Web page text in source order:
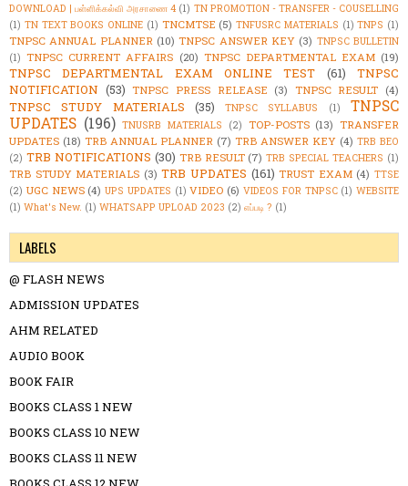
DOWNLOAD | பள்ளிக்கல்வி அரசாணை 4 (1) TN PROMOTION - TRANSFER - COUSELLING
(1) TN TEXT BOOKS ONLINE (1) TNCMTSE (5) TNFUSRC MATERIALS (1) TNPS (1)
TNPSC ANNUAL PLANNER (10) TNPSC ANSWER KEY (3) TNPSC BULLETIN
(1) TNPSC CURRENT AFFAIRS (20) TNPSC DEPARTMENTAL EXAM (19)
TNPSC DEPARTMENTAL EXAM ONLINE TEST (61)
TNPSC
NOTIFICATION (53) TNPSC PRESS RELEASE (3) TNPSC RESULT (4)
TNPSC STUDY MATERIALS (35) TNPSC SYLLABUS (1)
TNPSC
UPDATES (196) TNUSRB MATERIALS (2) TOP-POSTS (13) TRANSFER
UPDATES (18) TRB ANNUAL PLANNER (7) TRB ANSWER KEY (4) TRB BEO
(2) TRB NOTIFICATIONS (30) TRB RESULT (7) TRB SPECIAL TEACHERS (1)
TRB STUDY MATERIALS (3) TRB UPDATES (161) TRUST EXAM (4) TTSE
(2) UGC NEWS (4) UPS UPDATES (1) VIDEO (6) VIDEOS FOR TNPSC (1) WEBSITE
(1) What's New. (1) WHATSAPP UPLOAD 2023 (2) எப்படி ? (1)
LABELS
@ FLASH NEWS
ADMISSION UPDATES
AHM RELATED
AUDIO BOOK
BOOK FAIR
BOOKS CLASS 1 NEW
BOOKS CLASS 10 NEW
BOOKS CLASS 11 NEW